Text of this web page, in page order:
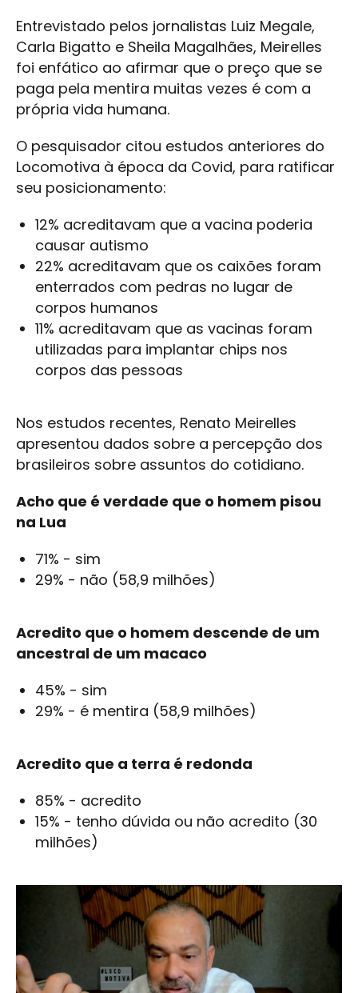
Entrevistado pelos jornalistas Luiz Megale,
Carla Bigatto e Sheila Magalhães, Meirelles
foi enfático ao afirmar que o preço que se
paga pela mentira muitas vezes é com a
própria vida humana.
O pesquisador citou estudos anteriores do
Locomotiva à época da Covid, para ratificar
seu posicionamento:
12% acreditavam que a vacina poderia
causar autismo
22% acreditavam que os caixões foram
enterrados com pedras no lugar de
corpos humanos
11% acreditavam que as vacinas foram
utilizadas para implantar chips nos
corpos das pessoas
Nos estudos recentes, Renato Meirelles
apresentou dados sobre a percepção dos
brasileiros sobre assuntos do cotidiano.
Acho que é verdade que o homem pisou
na Lua
71% - sim
29% - não (58,9 milhões)
Acredito que o homem descende de um
ancestral de um macaco
45% - sim
29% - é mentira (58,9 milhões)
Acredito que a terra é redonda
85% - acredito
15% - tenho dúvida ou não acredito (30
milhões)